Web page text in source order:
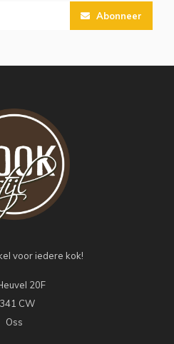
Abonneer
voor iedere kok!
20F
CW
Oss